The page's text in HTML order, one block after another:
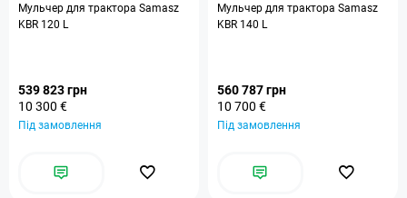
Мульчер для трактора Samasz
KBR 120 L
539 823 грн
10 300 €
Під замовлення
Мульчер для трактора Samasz
KBR 140 L
560 787 грн
10 700 €
Під замовлення